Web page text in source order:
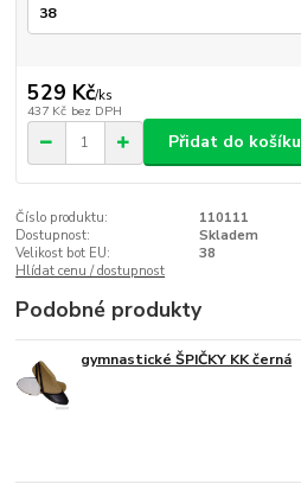
529 Kč/ks
437 Kč bez DPH
Přidat do košíku
Číslo produktu:
110111
Dostupnost:
Skladem
Velikost bot EU:
38
Hlídat cenu / dostupnost
Podobné produkty
gymnastické ŠPIČKY KK černá